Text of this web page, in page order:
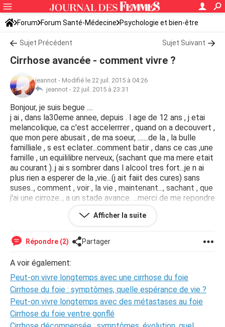
Forum Forum Santé-Médecine Psychologie et bien-être
Sujet Précédent Sujet Suivant
Cirrhose avancée - comment vivre ?
jeannot - Modifié le 22 juil. 2015 à 04:26
jeannot - 22 juil. 2015 à 23:31
Bonjour, je suis begue ....
j ai , dans la30eme annee, depuis . l age de 12 ans , j etai
melancolique, ca c'est accelerrrer , quand on a decouvert ,
que mon pere abusait , de ma soeur, .......de la , la bulle
familliale , s est eclater...comment batir , dans ce cas ,une
famille , un equililibre nerveux, (sachant que ma mere etait
au courant )..j ai s sombrer dans l alcool tres fort...je n ai
plus rien a esperer de la ,vie...(j ait faiit des cures) sans
suses.., comment , voir , la vie , maintenant..., sachant , que
j'ai une cirroze.., a un stade avance. ...merci de me repondre
PS : Modification du titre " jeannot "
Afficher la suite
Répondre (2) Partager
A voir également:
Peut-on vivre longtemps avec une cirrhose du foie
Cirrhose du foie : symptômes, quelle espérance de vie ?
Peut-on vivre longtemps avec des métastases au foie
Cirrhose du foie ventre gonflé